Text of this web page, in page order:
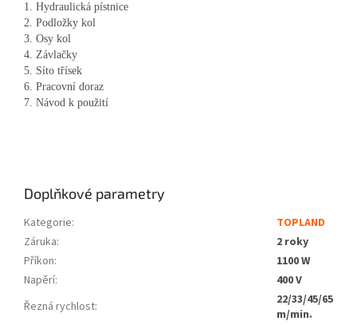
1. Hydraulická pístnice
2. Podložky kol
3. Osy kol
4. Závlačky
5. Síto třísek
6. Pracovní doraz
7. Návod k použití
Doplňkové parametry
Kategorie:
TOPLAND
Záruka:
2 roky
Příkon:
1100 W
Napěrí:
400 V
Řezná rychlost:
22/33/45/65
m/min.